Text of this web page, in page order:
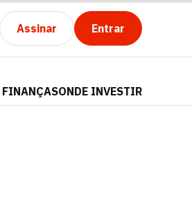
Assinar Entrar
ONDE INVESTIR